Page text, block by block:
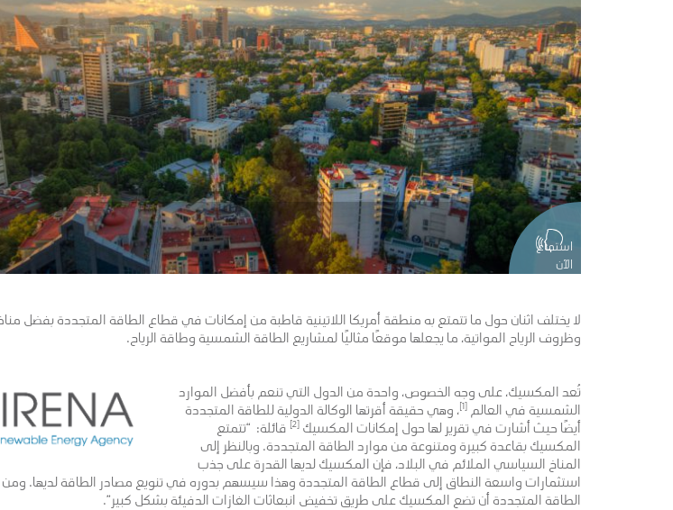
استماع
الآن
لا يختلف اثنان حول ما تتمتع به منطقة أمريكا اللاتينية قاطبة من إمكانات في قطاع الطاقة المتجددة بفضل
وظروف الرياح المواتية، ما يجعلها موقعًا مثاليًا لمشاريع الطاقة الشمسية وطاقة الرياح.
تُعد المكسيك، على وجه الخصوص، واحدة من الدول التي تنعم بأفضل الموارد
الشمسية في العالم [1] ، وهي حقيقة أقرتها الوكالة الدولية للطاقة المتجددة
أيضًا حيث أشارت في تقرير لها حول إمكانات المكسيك [2]
قائلة: “تتمتع
المكسيك بقاعدة كبيرة ومتنوعة من موارد الطاقة المتجددة. وبالنظر إلى
المناخ السياسي الملائم في البلاد، فإن المكسيك لديها القدرة على جذب
استثمارات واسعة النطاق إلى قطاع الطاقة المتجددة وهذا سيسهم بدوره في تنويع مصادر الطاقة لديها.
الطاقة المتجددة أن تضع المكسيك على طريق تخفيض انبعاثات الغازات الدفيئة بشكل كبير”.